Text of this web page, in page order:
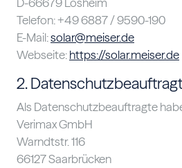
Telefon: +49 6887 / 9590-190
E-Mail:solar@meiser.de
Webseite:https://solar.meiser.de
2.
Als Datenschutzbeauftragte
Verimax GmbH
Warndtstr. 116
66127 Saarbrücken